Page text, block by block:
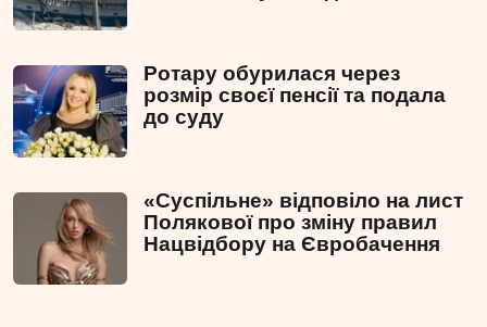
Ротару обурилася через
розмір своєї пенсії та подала
до суду
«Суспільне» відповіло на лист
Полякової про зміну правил
Нацвідбору на Євробачення